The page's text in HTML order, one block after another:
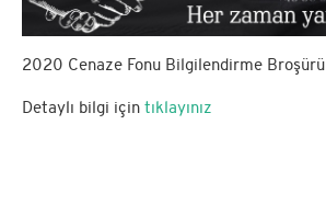
2020 Cenaze Fonu Bilgilendirme Broşürü
Detaylı bilgi için tıklayınız